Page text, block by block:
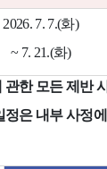
2026. 7. 7.(화)
~ 7. 21.(화)
관한 모든 제반
정은 내부 사정